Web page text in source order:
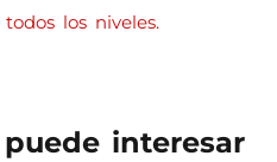
los niveles.
interesar